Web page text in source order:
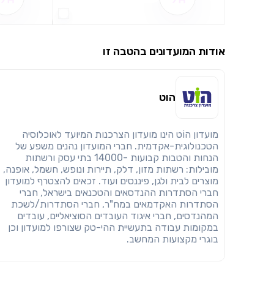
אודות המועדונים בהטבה זו
הוט
מועדון הוֹט הינו מועדון הצרכנות המיועד לאוכלוסיה
הטכנולוגית-אקדמית. חברי המועדון נהנים משפע של
הנחות והטבות קבועות -14000 בתי עסק ורשתות
מובילות: רשתות מזון, דלק, תיירות ונופש, חשמל, אופנה,
מוצרים לבית ולגן, פיננסים ועוד. זכאים להצטרף למועדון
חברי הסתדרות ההנדסאים והטכנאים בישראל, חברי
הסתדרות האקדמאים במח"ר, חברי הסתדרות/לשכת
המהנדסים, חברי איגוד העובדים הסוציאליים, עובדים
במקומות עבודה בתעשיית ההי-טק שצורפו למועדון וכן
בוגרי מקצועות המחשב.